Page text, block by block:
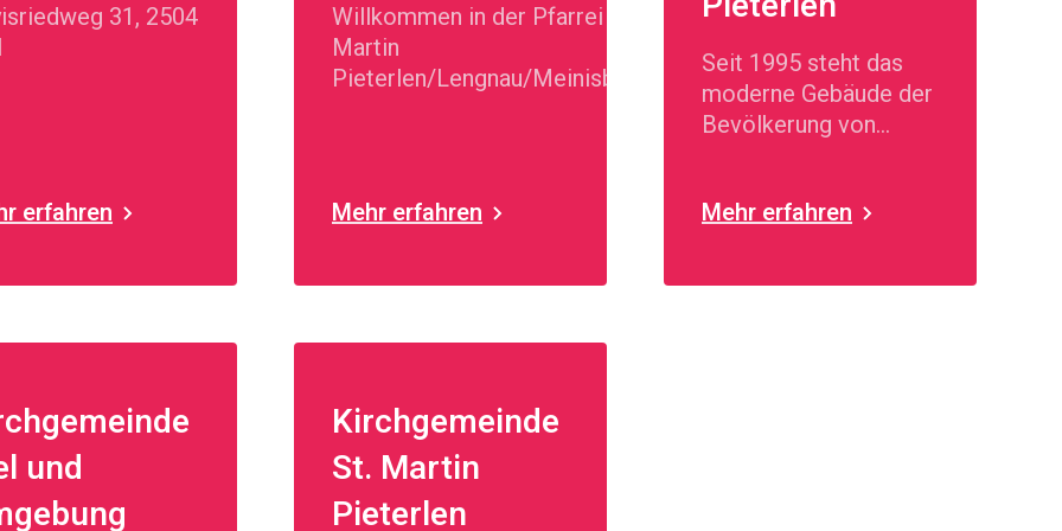
31, 2504
erfahren
Willkommen in der Pfarrei St.
Martin
Pieterlen/Lengnau/Meinisberg
Mehr erfahren
Seit 1995 steht das
moderne Gebäude der
Bevölkerung von
Verfügung.
Mehr erfahren
und
Kirchgemeinde
St. Martin
Pieterlen